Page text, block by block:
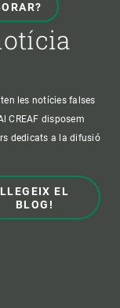
les notícies falses
CREAF disposem
dedicats a la difusió
LLEGEIX EL
BLOG!